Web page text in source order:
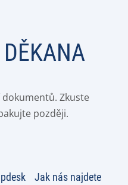
dokumentů. Zkuste
později.
Jak nás najdete